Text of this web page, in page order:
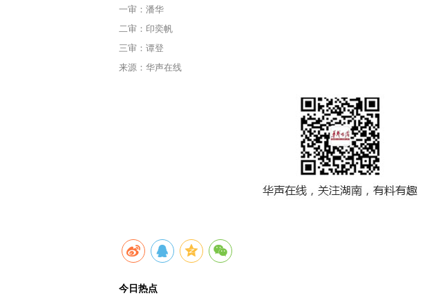
一审：潘华
二审：印奕帆
三审：谭登
来源：华声在线
今日热点